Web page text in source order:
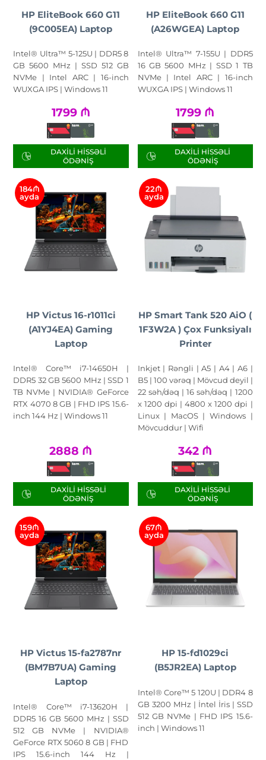
HP EliteBook 660 G11
(9C005EA) Laptop
Intel® Ultra™ 5-125U | DDR5 8
GB 5600 MHz | SSD 512 GB
NVMe | Intel ARC | 16-inch
WUXGA IPS | Windows 11
1799 ₼
DAXILI HISSƏLI
ÖDƏNIŞ
HP EliteBook 660 G11
(A26WGEA) Laptop
Intel® Ultra™ 7-155U | DDR5
16 GB 5600 MHz | SSD 1 TB
NVMe | Intel ARC | 16-inch
WUXGA IPS | Windows 11
1799 ₼
DAXILI HISSƏLI
ÖDƏNIŞ
184₼
ayda
HP Victus 16-r1011ci
(A1YJ4EA) Gaming
Laptop
Intel® Core™ i7-14650H |
DDR5 32 GB 5600 MHz | SSD 1
TB NVMe | NVIDIA® GeForce
RTX 4070 8 GB | FHD IPS 15.6-
inch 144 Hz | Windows 11
2888 ₼
DAXILI HISSƏLI
ÖDƏNIŞ
22₼
ayda
HP Smart Tank 520 AiO (
1F3W2A ) Çox Funksiyalı
Printer
Inkjet | Rəngli | A5 | A4 | A6 |
B5 | 100 vərəq | Mövcud deyil |
22 səh/dəq | 16 səh/dəq | 1200
x 1200 dpi | 4800 x 1200 dpi |
Linux | MacOS | Windows |
Mövcuddur | Wifi
342 ₼
DAXILI HISSƏLI
ÖDƏNIŞ
159₼
ayda
HP Victus 15-fa2787nr
(BM7B7UA) Gaming
Laptop
Intel® Core™ i7-13620H |
DDR5 16 GB 5600 MHz | SSD
512 GB NVMe | NVIDIA®
GeForce RTX 5060 8 GB | FHD
IPS 15.6-inch 144 Hz |
67₼
ayda
НР 15-fd1029ci
(B5JR2EA) Laptop
Intel® Core™ 5 120U | DDR4 8
GB 3200 MHz | İntel İris | SSD
512 GB NVMe | FHD IPS 15.6-
inch | Windows 11